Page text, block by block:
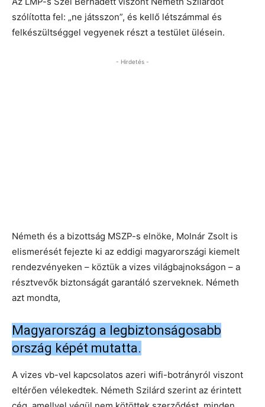
szólította fel: „ne játsszon”, és kellő létszámmal és
felkészültséggel vegyenek részt a testület ülésein.
- Hirdetés -
Németh és a bizottság MSZP-s elnöke, Molnár Zsolt is
elismerését fejezte ki az eddigi magyarországi kiemelt
rendezvényeken – köztük a vizes világbajnokságon – a
résztvevők biztonságát garantáló szerveknek. Németh
azt mondta,
Magyarország a legbiztonságosabb
ország képét mutatta.
A vizes vb-vel kapcsolatos azeri wifi-botrányról viszont
eltérően vélekedtek. Németh Szilárd szerint az érintett